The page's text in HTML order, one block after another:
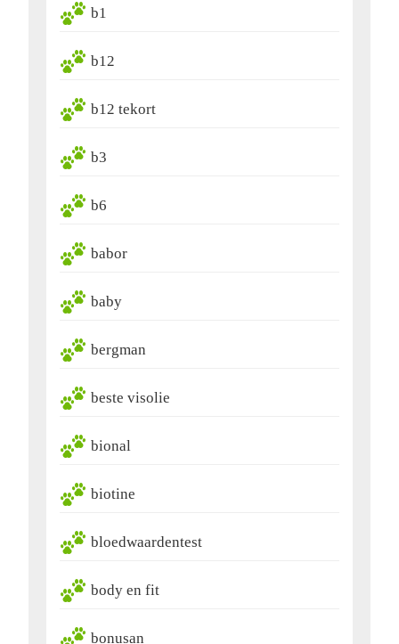
b1
b12
b12 tekort
b3
b6
babor
baby
bergman
beste visolie
bional
biotine
bloedwaardentest
body en fit
bonusan